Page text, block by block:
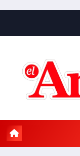
contenido